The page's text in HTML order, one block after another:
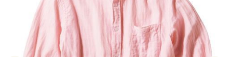
キッチン・雑貨・日用品
家具・収納
寝具・ベッド
美容・健康通販すべて
美容・健康・サプリメント
制服・スクール
制服・スクールすべて
大きいサイズ
寝具・ベッド
カーテン・ラグ・ファブリック
美容・健康・サプリメント
制服・スクールすべて
制服・学生服
大きいサイズ
大きいサイズ通販すべて
バーゲン